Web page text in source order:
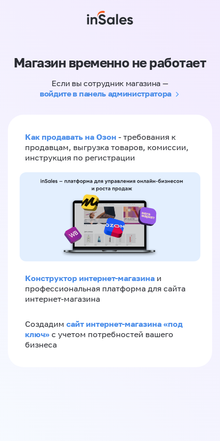
Магазин временно не работает
Если вы сотрудник магазина —
войдите в панель администратора
Как продавать на Озон - требования к
продавцам, выгрузка товаров, комиссии,
инструкция по регистрации
Конструктор интернет-магазина и
профессиональная платформа для сайта
интернет-магазина
Создадим сайт интернет-магазина «под
ключ» с учетом потребностей вашего
бизнеса